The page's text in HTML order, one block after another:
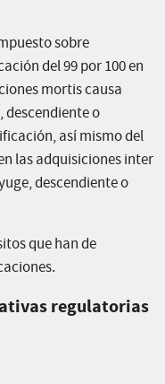
sobre
del 99 por 100 en
mortis causa
descendiente o
así mismo del
las adquisiciones inter
descendiente o
que han de
regulatorias